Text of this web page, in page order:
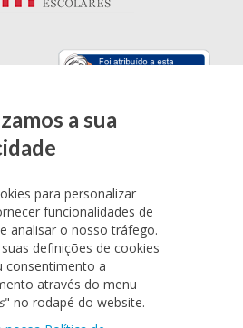
a sua
para personalizar
funcionalidades de
analisar o nosso tráfego.
definições de cookies
consentimento a
através do menu
" no rodapé do website.